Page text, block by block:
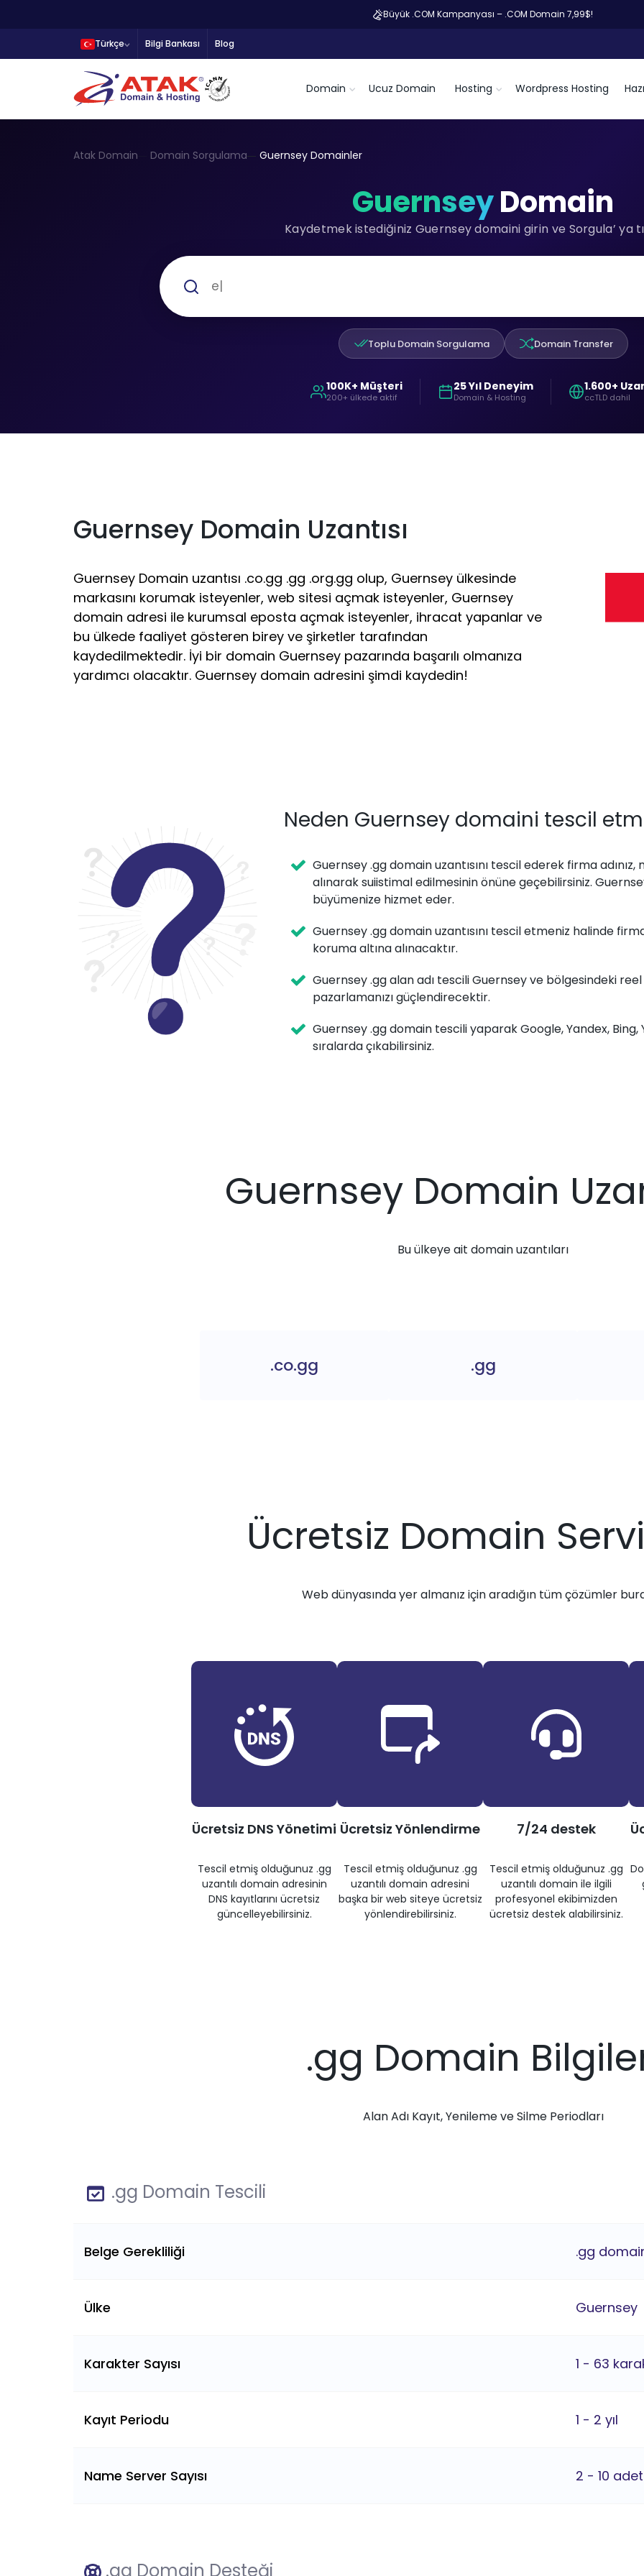
Büyük .COM Kampanyası – .COM Domain 7,99$!
Türkçe Bilgi Bankası Blog
Domain Ucuz Domain Hosting Wordpress Hosting
Atak Domain Domain Sorgulama Guernsey Domainler
GuernseyDomain
Kaydetmek istediğiniz Guernsey domaini girin ve Sorgula’ ya
Toplu Domain Sorgulama Domain Transfer
100K+ Müşteri
200+ ülkede aktif
25 Yıl Deneyim
Domain & Hosting
1.600+
ccTLD dahil
Guernsey Domain Uzantısı
Guernsey Domain uzantısı .co.gg .gg .org.gg olup, Guernsey ülkesinde
markasını korumak isteyenler, web sitesi açmak isteyenler, Guernsey
domain adresi ile kurumsal eposta açmak isteyenler, ihracat yapanlar ve
bu ülkede faaliyet gösteren birey ve şirketler tarafından
kaydedilmektedir. İyi bir domain Guernsey pazarında başarılı olmanıza
yardımcı olacaktır. Guernsey domain adresini şimdi kaydedin!
Neden Guernsey domaini tescil
Guernsey .gg domain uzantısını tescil ederek firma adınız,
alınarak suiistimal edilmesinin önüne geçebilirsiniz.
büyümenize hizmet eder.
Guernsey .gg domain uzantısını tescil etmeniz halinde
koruma altına alınacaktır.
Guernsey .gg alan adı tescili Guernsey ve bölgesindeki
pazarlamanızı güçlendirecektir.
Guernsey .gg domain tescili yaparak Google, Yandex,
sıralarda çıkabilirsiniz.
Guernsey Domain
Bu ülkeye ait domain uzantıları
.co.gg .gg
Ücretsiz Domain
Web dünyasında yer almanız için aradığın tüm çözümler
Ücretsiz DNS Yönetimi
Tescil etmiş olduğunuz .gg
uzantılı domain adresinin
DNS kayıtlarını ücretsiz
güncelleyebilirsiniz.
Ücretsiz Yönlendirme
Tescil etmiş olduğunuz .gg
uzantılı domain adresini
başka bir web siteye ücretsiz
yönlendirebilirsiniz.
7/24 destek
Tescil etmiş olduğunuz .gg
uzantılı domain ile ilgili
profesyonel ekibimizden
ücretsiz destek alabilirsiniz.
.gg Domain
Alan Adı Kayıt, Yenileme ve Silme Periodları
.gg Domain Tescili
Belge Gerekliliği .gg
Ülke Guernsey
Karakter Sayısı 1 - 63
Kayıt Periodu 1 - 2 yıl
Name Server Sayısı 2 - 10 adet
.gg Domain Desteği